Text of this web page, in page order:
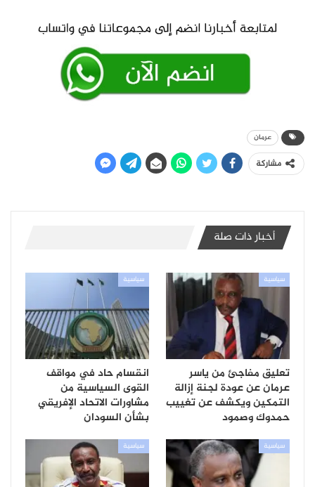
عرمان
مشاركة
أخبار ذات صلة
سياسية
تعليق مفاجئ من ياسر
عرمان عن عودة لجنة إزالة
التمكين ويكشف عن تغييب
حمدوك وصمود
سياسية
انقسام حاد في مواقف
القوى السياسية من
مشاورات الاتحاد الإفريقي
بشأن السودان
سياسية سياسية